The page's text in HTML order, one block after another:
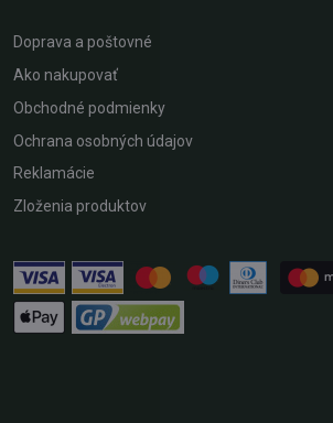
Doprava a poštovné
Ako nakupovať
Obchodné podmienky
Ochrana osobných údajov
Reklamácie
Zloženia produktov